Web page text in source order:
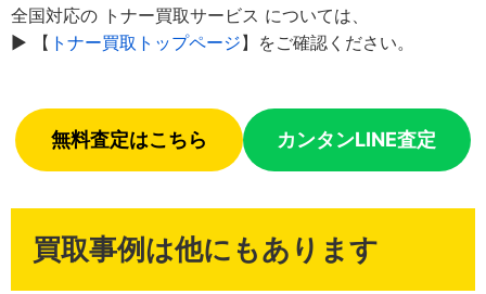
全国対応の トナー買取サービス については、
▶︎ 【 トナー買取トップページ】をご確認ください。
無料査定はこちら カンタンLINE査定
買取事例は他にもあります